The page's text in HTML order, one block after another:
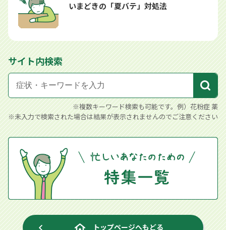
いまどきの「夏バテ」対処法
サイト内検索
※複数キーワード検索も可能です。例）花粉症 薬
※未入力で検索された場合は結果が表示されませんのでご注意ください
トップページへもどる